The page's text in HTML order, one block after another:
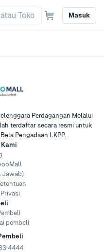
Masuk
Perdagangan Melalui
terdaftar secara resmi untuk
Pengadaan LKPP.
Jawab)
pembeli
4444